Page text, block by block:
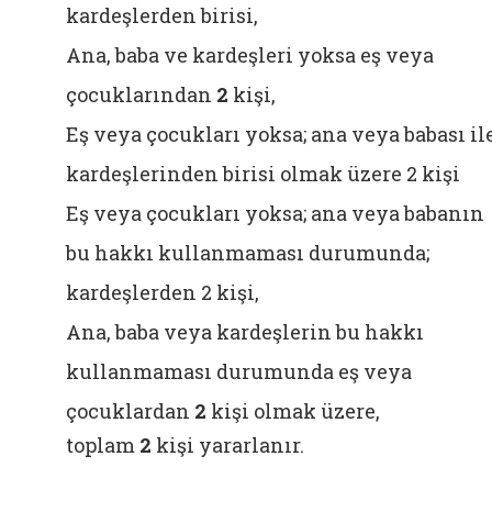
kardeşlerden birisi,
Ana, baba ve kardeşleri yoksa eş veya
çocuklarından 2 kişi,
Eş veya çocukları yoksa; ana veya babası
kardeşlerinden birisi olmak üzere 2 kişi
Eş veya çocukları yoksa; ana veya babanın
bu hakkı kullanmaması durumunda;
kardeşlerden 2 kişi,
Ana, baba veya kardeşlerin bu hakkı
kullanmaması durumunda eş veya
çocuklardan 2 kişi olmak üzere,
toplam 2 kişi yararlanır.